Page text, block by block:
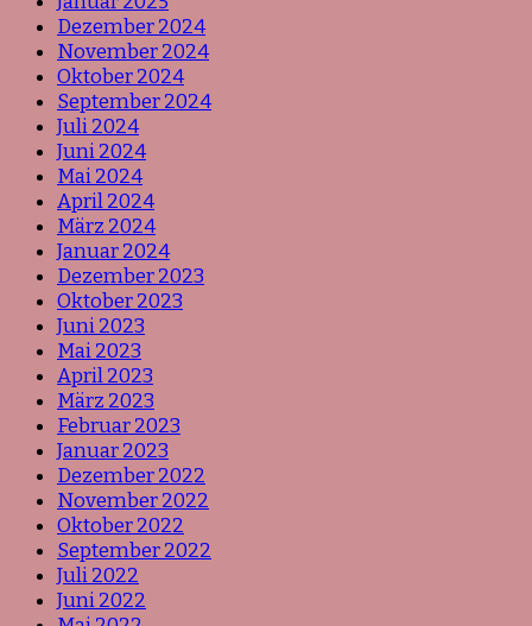
Dezember 2024
November 2024
Oktober 2024
September 2024
Juli 2024
Juni 2024
Mai 2024
April 2024
März 2024
Januar 2024
Dezember 2023
Oktober 2023
Juni 2023
Mai 2023
April 2023
März 2023
Februar 2023
Januar 2023
Dezember 2022
November 2022
Oktober 2022
September 2022
Juli 2022
Juni 2022